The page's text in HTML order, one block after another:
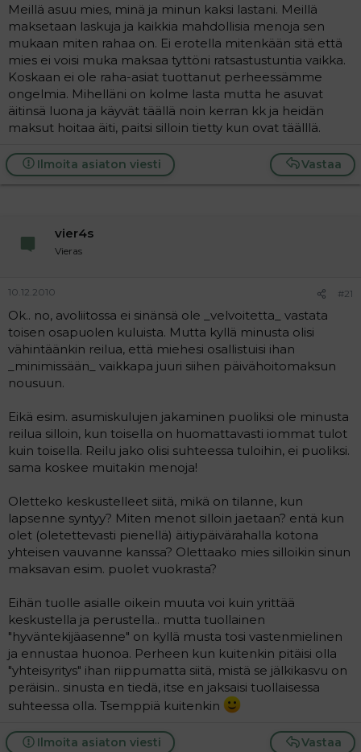
Meillä asuu mies, minä ja minun kaksi lastani. Meillä
maksetaan laskuja ja kaikkia mahdollisia menoja sen
mukaan miten rahaa on. Ei erotella mitenkään sitä että
mies ei voisi muka maksaa tyttöni ratsastustuntia vaikka.
Koskaan ei ole raha-asiat tuottanut perheessämme
ongelmia. Mihelläni on kolme lasta mutta he asuvat
äitinsä luona ja käyvät täällä noin kerran kk ja heidän
maksut hoitaa äiti, paitsi silloin tietty kun ovat täälllä.
Vastaa
Ilmoita asiaton viesti
vier4s
Vieras
10.12.2010 #21
Ok.. no, avoliitossa ei sinänsä ole _velvoitetta_ vastata
toisen osapuolen kuluista. Mutta kyllä minusta olisi
vähintäänkin reilua, että miehesi osallistuisi ihan
_minimissään_ vaikkapa juuri siihen päivähoitomaksun
nousuun.
Eikä esim. asumiskulujen jakaminen puoliksi ole minusta
reilua silloin, kun toisella on huomattavasti iommat tulot
kuin toisella. Reilu jako olisi suhteessa tuloihin, ei puoliksi.
sama koskee muitakin menoja!
Oletteko keskustelleet siitä, mikä on tilanne, kun
lapsenne syntyy? Miten menot silloin jaetaan? entä kun
olet (oletettevasti pienellä) äitiypäivärahalla kotona
yhteisen vauvanne kanssa? Olettaako mies silloikin sinun
maksavan esim. puolet vuokrasta?
Eihän tuolle asialle oikein muuta voi kuin yrittää
keskustella ja perustella.. mutta tuollainen
"hyväntekijäasenne" on kyllä musta tosi vastenmielinen
ja ennustaa huonoa. Perheen kun kuitenkin pitäisi olla
"yhteisyritys" ihan riippumatta siitä, mistä se jälkikasvu on
peräisin.. sinusta en tiedä, itse en jaksaisi tuollaisessa
suhteessa olla. Tsemppiä kuitenkin
Vastaa
Ilmoita asiaton viesti